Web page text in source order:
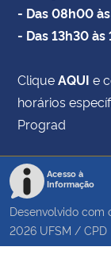
- Das 08h00
- Das 13h30 às
CliqueAQUI e
horários
Prograd
Acesso à
Informação
Desenvolvido com
2026 UFSM / CPD